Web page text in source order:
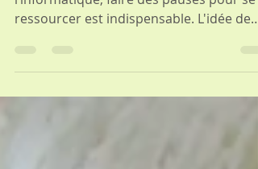
Palming Principe: Dans l’époque de
base de la méthode...